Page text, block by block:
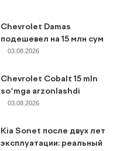
Chevrolet Damas
подешевел на 15 млн сум
03.08.2026
Chevrolet Cobalt 15 mln
so‘mga arzonlashdi
03.08.2026
Kia Sonet после двух лет
эксплуатации: реальный